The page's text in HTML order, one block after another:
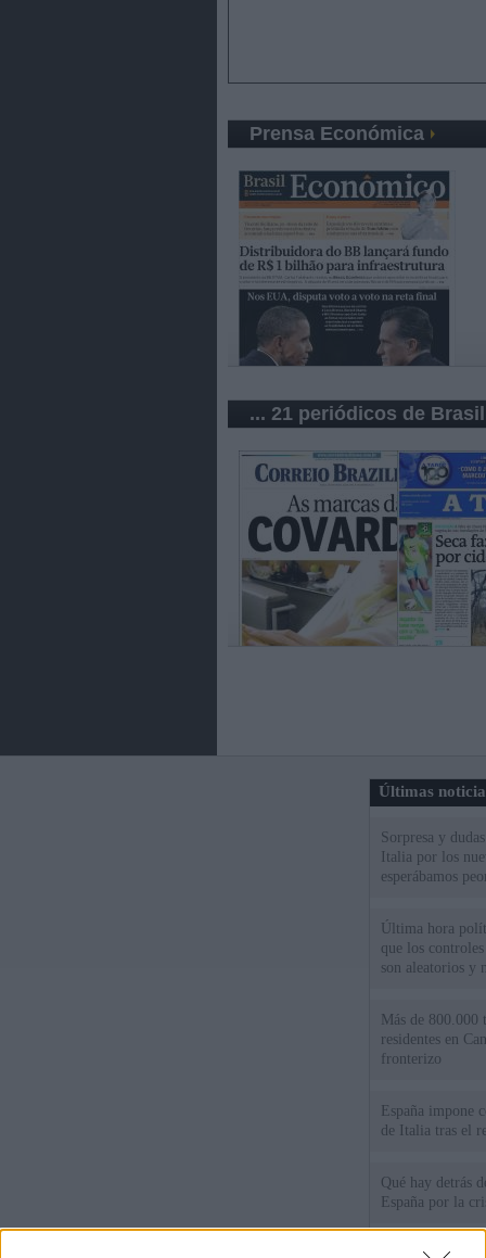
Prensa Económica
... 21 periódicos de Brasil
Últimas
Sorpresa y
Italia por los
esperábamos
Última hora
que los
son aleatorios y
Más de 800.000
residentes en
fronterizo
España impone
de Italia tras el
Qué hay detrás
España por la
Sira Rego: "Es